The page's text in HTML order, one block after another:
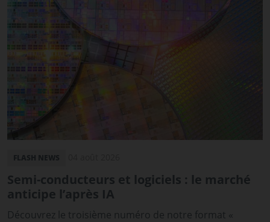
Semi-conducteurs et logiciels : le marché
anticipe l’après IA
Découvrez le troisième numéro de notre format «